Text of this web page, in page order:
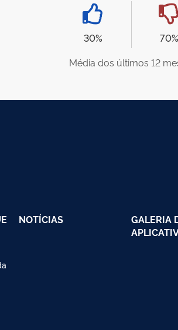
30%
70%
Média dos últimos 12
NOTÍCIAS
GALERIA